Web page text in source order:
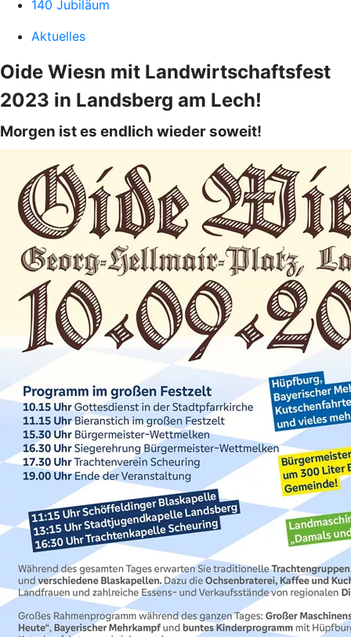
140 Jubiläum
Aktuelles
Oide Wiesn mit Landwirtschaftsfest
2023 in Landsberg am Lech!
Morgen ist es endlich wieder soweit!